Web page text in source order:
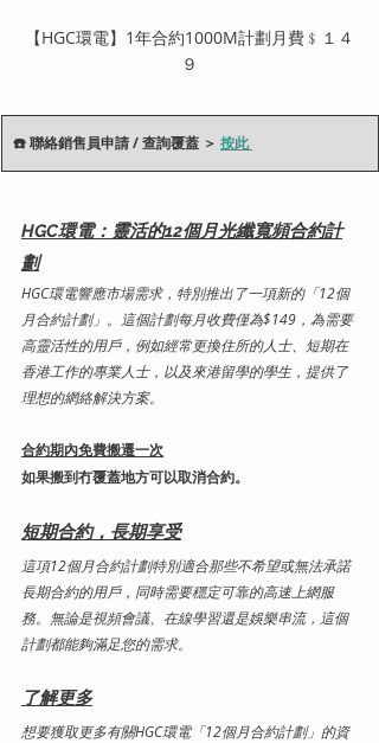
【HGC環電】1年合約1000M計劃月費﹩１４
９
​☎️ 聯絡銷售員申請 / 查詢覆蓋 ＞ 按此
HGC環電：靈活的12個月光纖寬頻合約計
劃
HGC環電響應市場需求，特別推出了一項新的「12個
月合約計劃」。這個計劃每月收費僅為$149，為需要
高靈活性的用戶，例如經常更換住所的人士、短期在
香港工作的專業人士，以及來港留學的學生，提供了
理想的網絡解決方案。
合約期內免費搬遷一次
如果搬到冇覆蓋地方可以取消合約。
短期合約，長期享受
這項12個月合約計劃特別適合那些不希望或無法承諾
長期合約的用戶，同時需要穩定可靠的高速上網服
務。無論是視頻會議、在線學習還是娛樂串流，這個
計劃都能夠滿足您的需求。
了解更多
想要獲取更多有關HGC環電「12個月合約計劃」的資